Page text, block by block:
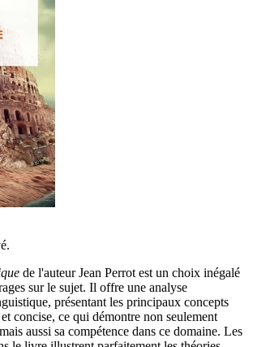
de l'auteur Jean Perrot est un choix inégalé
sur le sujet. Il offre une analyse
présentant les principaux concepts
concise, ce qui démontre non seulement
aussi sa compétence dans ce domaine. Les